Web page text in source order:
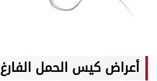
أعراض كيس الحمل الفارغ